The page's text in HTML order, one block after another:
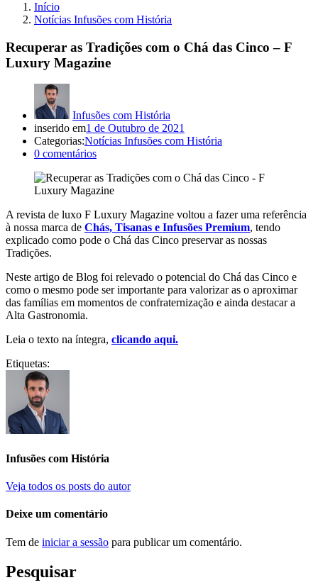
Início
Notícias Infusões com História
Recuperar as Tradições com o Chá das Cinco – F
Luxury Magazine
Infusões com História
inserido em1 de Outubro de 2021
Categorias:Notícias Infusões com História
0 comentários
A revista de luxo F Luxury Magazine voltou a fazer uma referência
à nossa marca de Chás, Tisanas e Infusões Premium, tendo
explicado como pode o Chá das Cinco preservar as nossas
Tradições.
Neste artigo de Blog foi relevado o potencial do Chá das Cinco e
como o mesmo pode ser importante para valorizar as o aproximar
das famílias em momentos de confraternização e ainda destacar a
Alta Gastronomia.
Leia o texto na íntegra, clicando aqui.
Etiquetas:
Infusões com História
Veja todos os posts do autor
Deixe um comentário
Tem de iniciar a sessão para publicar um comentário.
Pesquisar